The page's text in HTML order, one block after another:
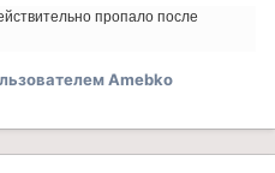
пропало после
Amebko